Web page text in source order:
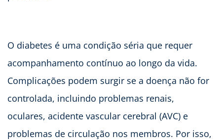
O diabetes é uma condição séria que requer
acompanhamento contínuo ao longo da vida.
Complicações podem surgir se a doença não for
controlada, incluindo problemas renais,
oculares, acidente vascular cerebral (AVC) e
problemas de circulação nos membros. Por isso,